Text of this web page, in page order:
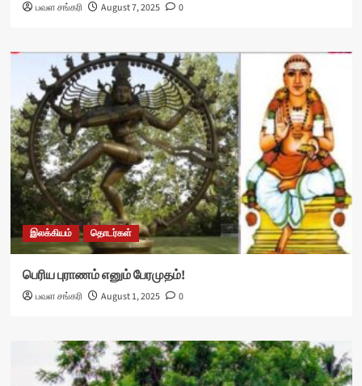
பவள சங்கரி August 7, 2025 0
இலக்கியம் தொடர்கள்
பெரிய புராணம் எனும் பேரமுதம்!
பவள சங்கரி August 1, 2025 0